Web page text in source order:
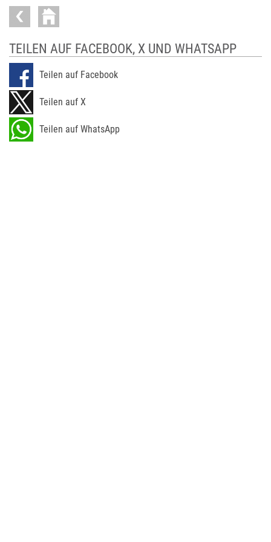
TEILEN AUF FACEBOOK, X UND WHATSAPP
Teilen auf Facebook
Teilen auf X
Teilen auf WhatsApp